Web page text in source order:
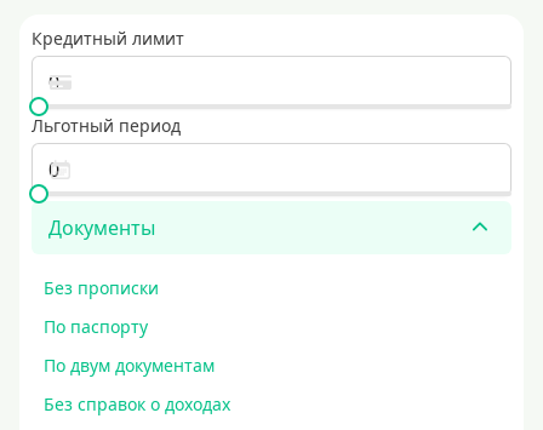
Кредитный лимит
Льготный период
Документы
Без прописки
По паспорту
По двум документам
Без справок о доходах